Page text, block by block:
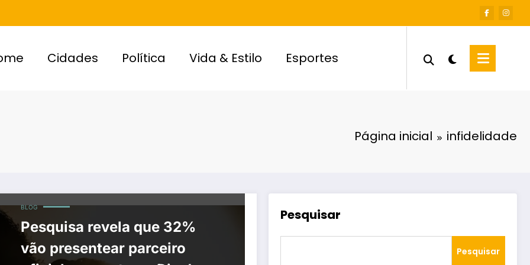
Cidades Política Vida & Estilo Esportes
Página inicial infidelidade
BLOG
Pesquisa revela que 32%
vão presentear parceiro
Pesquisar
Pesquisar